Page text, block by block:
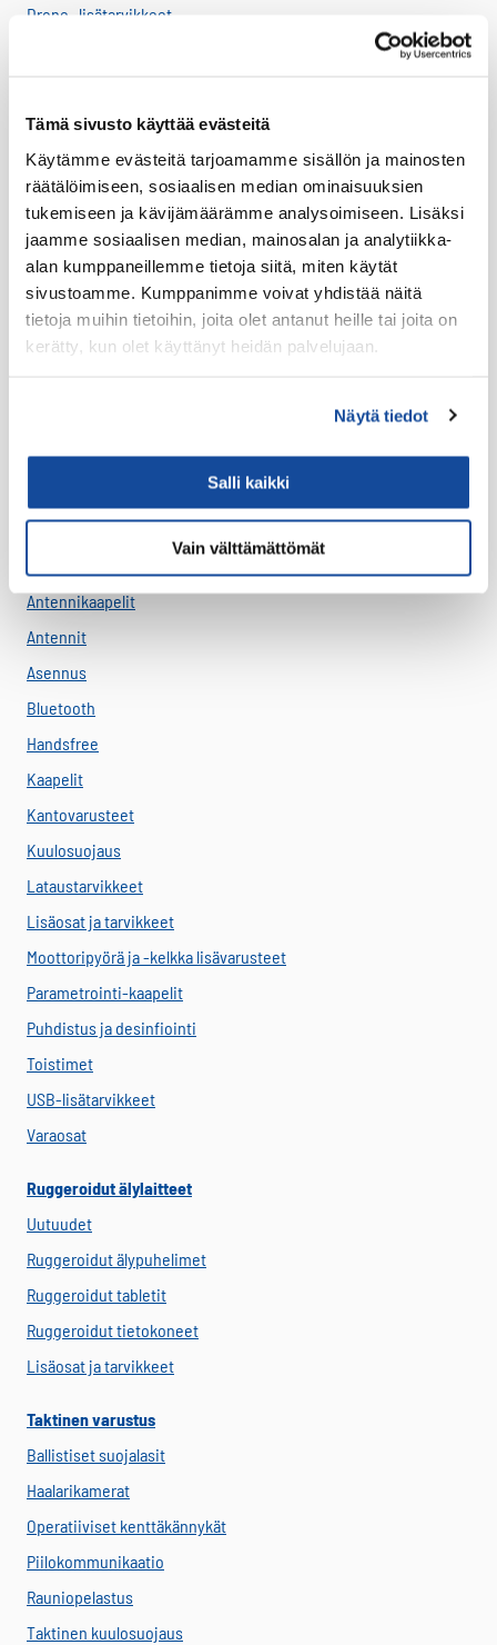
Tämä sivusto käyttää evästeitä
Käytämme evästeitä tarjoamamme sisällön ja mainosten
räätälöimiseen, sosiaalisen median ominaisuuksien
tukemiseen ja kävijämäärämme analysoimiseen. Lisäksi
jaamme sosiaalisen median, mainosalan ja analytiikka-
alan kumppaneillemme tietoja siitä, miten käytät
sivustoamme. Kumppanimme voivat yhdistää näitä
tietoja muihin tietoihin, joita olet antanut heille tai joita on
kerätty, kun olet käyttänyt heidän palvelujaan.
Näytä tiedot
Salli kaikki
Vain välttämättömät
Drone -lisätarvikkeet
Lataustarvikkeet
Lisäosat ja tarvikkeet
LTE Reitittimet
USB-C Johdot
USB-C lisälaitteet
Ryhmävideopalvelu
Suojakuoret
Virve
Akut
Antennikaapelit
Antennit
Asennus
Bluetooth
Handsfree
Kaapelit
Kantovarusteet
Kuulosuojaus
Lataustarvikkeet
Lisäosat ja tarvikkeet
Moottoripyörä ja -kelkka lisävarusteet
Parametrointi-kaapelit
Puhdistus ja desinfiointi
Toistimet
USB-lisätarvikkeet
Varaosat
Ruggeroidut älylaitteet
Uutuudet
Ruggeroidut älypuhelimet
Ruggeroidut tabletit
Ruggeroidut tietokoneet
Lisäosat ja tarvikkeet
Taktinen varustus
Ballistiset suojalasit
Haalarikamerat
Operatiiviset kenttäkännykät
Piilokommunikaatio
Rauniopelastus
Taktinen kuulosuojaus